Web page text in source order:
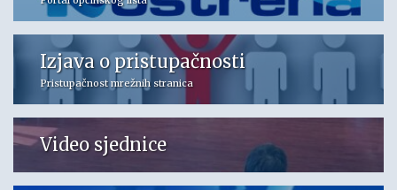
Izjava o pristupačnosti
Pristupačnost mrežnih stranica
Video sjednice